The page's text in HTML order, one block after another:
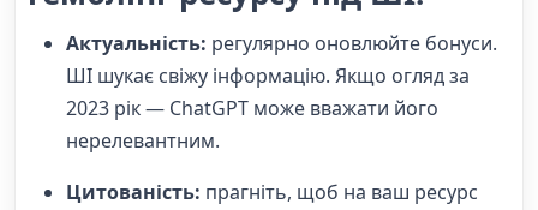
Актуальність: регулярно оновлюйте бонуси.
ШІ шукає свіжу інформацію. Якщо огляд за
2023 рік — ChatGPT може вважати його
нерелевантним.
Цитованість: прагніть, щоб на ваш ресурс